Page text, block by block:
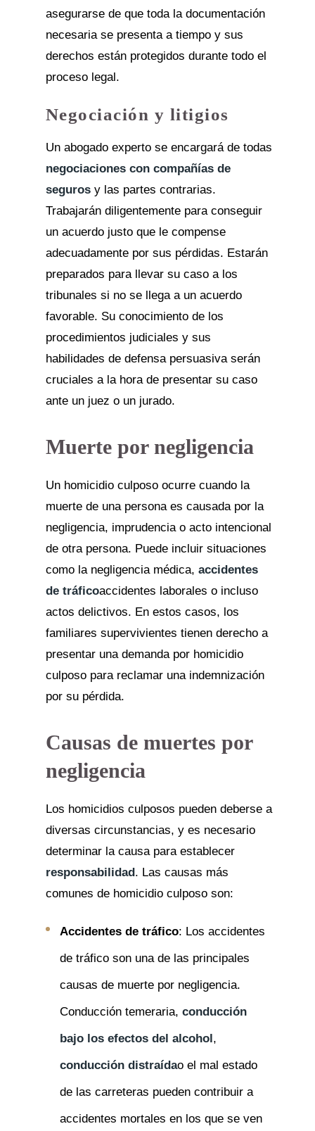
asegurarse de que toda la documentación
necesaria se presenta a tiempo y sus
derechos están protegidos durante todo el
proceso legal.
Negociación y litigios
Un abogado experto se encargará de todas
negociaciones con compañías de
segurosy las partes contrarias.
Trabajarán diligentemente para conseguir
un acuerdo justo que le compense
adecuadamente por sus pérdidas. Estarán
preparados para llevar su caso a los
tribunales si no se llega a un acuerdo
favorable. Su conocimiento de los
procedimientos judiciales y sus
habilidades de defensa persuasiva serán
cruciales a la hora de presentar su caso
ante un juez o un jurado.
Muerte por negligencia
Un homicidio culposo ocurre cuando la
muerte de una persona es causada por la
negligencia, imprudencia o acto intencional
de otra persona. Puede incluir situaciones
como la negligencia médica, accidentes
de tráficoaccidentes laborales o incluso
actos delictivos. En estos casos, los
familiares supervivientes tienen derecho a
presentar una demanda por homicidio
culposo para reclamar una indemnización
por su pérdida.
Causas de muertes por
negligencia
Los homicidios culposos pueden deberse a
diversas circunstancias, y es necesario
determinar la causa para establecer
responsabilidad. Las causas más
comunes de homicidio culposo son:
Accidentes de tráfico: Los accidentes
de tráfico son una de las principales
causas de muerte por negligencia.
Conducción temeraria, conducción
bajo los efectos del alcohol,
conducción distraídao el mal estado
de las carreteras pueden contribuir a
accidentes mortales en los que se ven